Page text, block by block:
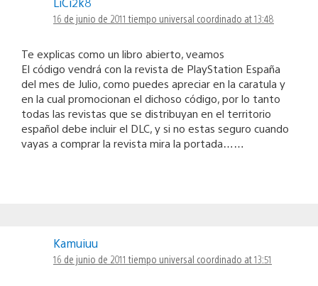
16 de junio de 2011 tiempo universal coordinado at 13:48
Te explicas como un libro abierto, veamos
El código vendrá con la revista de PlayStation España
del mes de Julio, como puedes apreciar en la caratula y
en la cual promocionan el dichoso código, por lo tanto
todas las revistas que se distribuyan en el territorio
español debe incluir el DLC, y si no estas seguro cuando
vayas a comprar la revista mira la portada……
Kamuiuu
16 de junio de 2011 tiempo universal coordinado at 13:51